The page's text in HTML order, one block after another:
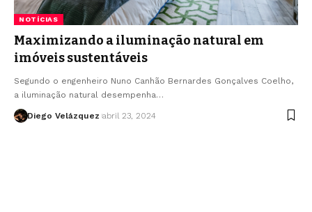
NOTÍCIAS
Maximizando a iluminação natural em
imóveis sustentáveis
Segundo o engenheiro Nuno Canhão Bernardes Gonçalves Coelho,
a iluminação natural desempenha…
Diego Velázquez abril 23, 2024